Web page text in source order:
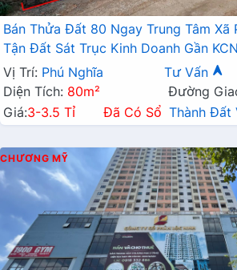
Bán Thửa Đất 80 Ngay Trung Tâm Xã
Tận Đất Sát Trục Kinh Doanh Gần
Vị Trí: Phú Nghĩa Tư Vấn
Diện Tích: 80m²
Đường
Giá:3-3.5 Tỉ Đã Có Sổ Thành
CHƯƠNG MỸ